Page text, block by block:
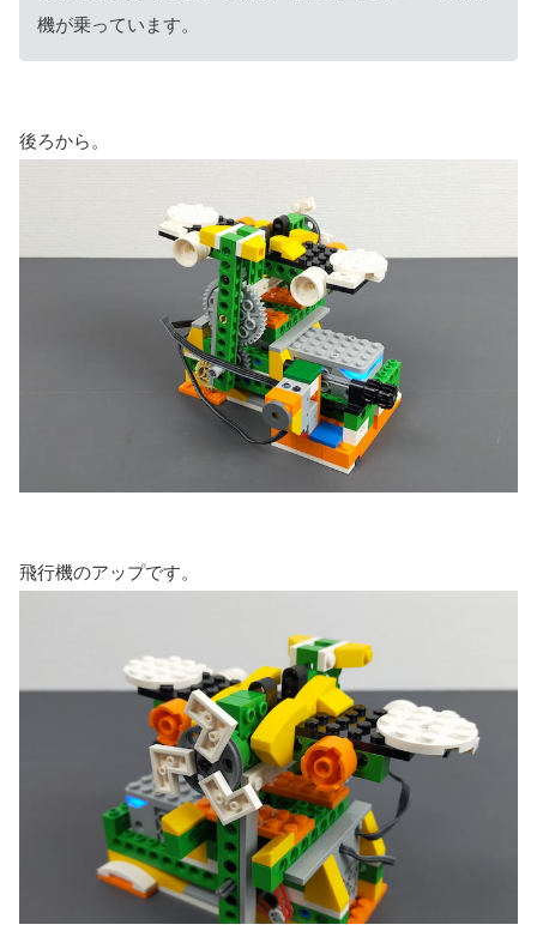
機が乗っています。
後ろから。
飛行機のアップです。